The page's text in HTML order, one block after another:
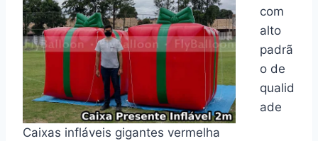
Caixas infláveis gigantes vermelha
com
alto
padrã
o de
qualid
ade